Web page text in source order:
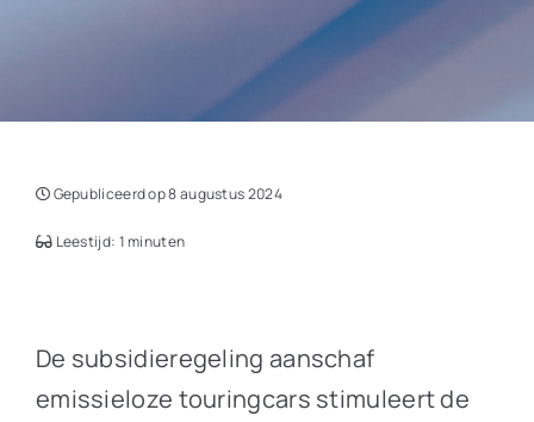
Gepubliceerd op 8 augustus 2024
Leestijd: 1 minuten
De subsidieregeling aanschaf
emissieloze touringcars stimuleert de